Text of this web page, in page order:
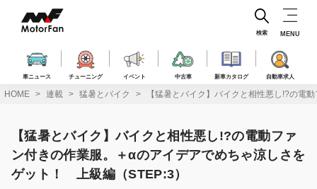
ス
車ニュース チューニング イベント 中古車 新車カタログ 自動車求人
検索 MENU
HOME 連載 猛暑とバイク 【猛暑とバイク】バイクと相性悪し!?の
【猛暑とバイク】バイクと相性悪し!?の電動ファ
ン付きの作業服。＋αのアイデアでめちゃ涼しさを
ゲット！ 上級編（STEP:3）